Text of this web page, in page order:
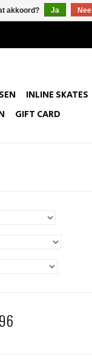
INLINE SKATES
GIFT CARD
akkoord? Ja Nee